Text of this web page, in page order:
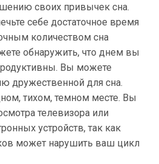
своих привычек сна.
себе достаточное время
количеством сна
обнаружить, что днем вы
Вы можете
дружественной для сна.
тихом, темном месте. Вы
телевизора или
устройств, так как
может нарушить ваш цикл